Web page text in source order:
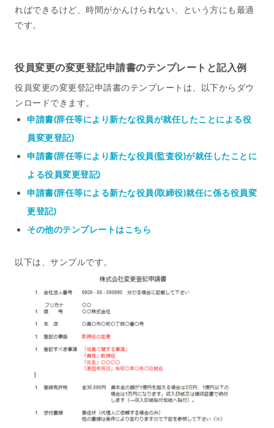
ればできるけど、時間がかんけられない、という方にも最適
です。
役員変更の変更登記申請書のテンプレートと記入例
役員変更の変更登記申請書のテンプレートは、以下からダウ
ンロードできます。
申請書(辞任等により新たな役員が就任したことによる役
員変更登記)
申請書(辞任等により新たな役員(監査役)が就任したことに
よる役員変更登記)
申請書(辞任等による新たな役員(取締役)就任に係る役員変
更登記)
その他のテンプレートはこちら
以下は、サンプルです。